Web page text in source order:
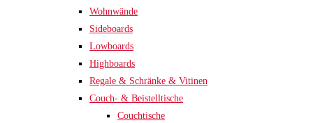
Wohnwände
Sideboards
Lowboards
Highboards
Regale & Schränke & Vitinen
Couch- & Beistelltische
Couchtische